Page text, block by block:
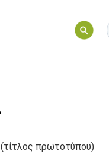
(τίτλος πρωτοτύπου)